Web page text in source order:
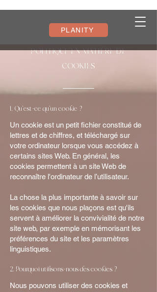
PLANITY
POLITIQUE EN MATIÈRE DE
COOKIES
1. Qu'est-ce qu'un cookie ?
Un cookie est un petit fichier constitué de
lettres et de chiffres, et téléchargé sur
votre ordinateur lorsque vous accédez à
certains sites Web. En général, les
cookies permettent à un site Web de
reconnaître l'ordinateur de l’utilisateur.
La chose la plus importante à savoir sur
les cookies que nous plaçons est qu'ils
servent à améliorer la convivialité de notre
site web, par exemple en mémorisant les
préférences du site et les paramètres
linguistiques.
2. Pourquoi utilisons-nous des cookies ?
Nous pouvons utiliser des cookies et